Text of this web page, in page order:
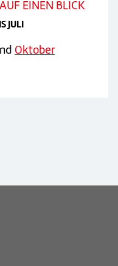
EINEN BLICK
JULI
Oktober